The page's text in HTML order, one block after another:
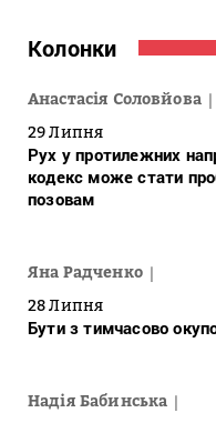
Колонки
Анастасія Соловйова
29 Липня
Рух у протилежних
кодекс може стати
позовам
Яна Радченко
28 Липня
Бути з тимчасово
Надія Бабинська